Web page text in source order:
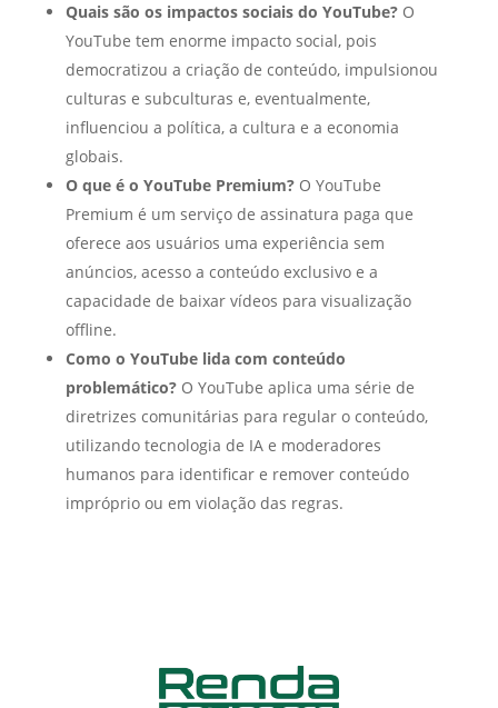
Quais são os impactos sociais do YouTube?O
YouTube tem enorme impacto social, pois
democratizou a criação de conteúdo, impulsionou
culturas e subculturas e, eventualmente,
influenciou a política, a cultura e a economia
globais.
O que é o YouTube Premium?O YouTube
Premium é um serviço de assinatura paga que
oferece aos usuários uma experiência sem
anúncios, acesso a conteúdo exclusivo e a
capacidade de baixar vídeos para visualização
offline.
Como o YouTube lida com conteúdo
problemático?O YouTube aplica uma série de
diretrizes comunitárias para regular o conteúdo,
utilizando tecnologia de IA e moderadores
humanos para identificar e remover conteúdo
impróprio ou em violação das regras.